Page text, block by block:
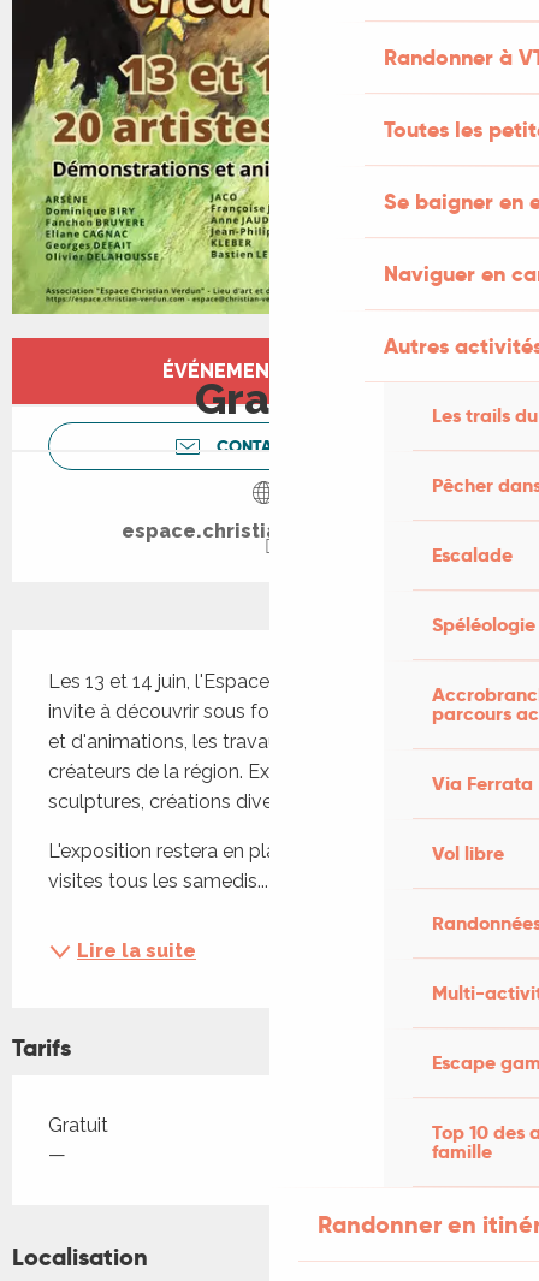
Randonner à
Toutes les
Se baigner en
Naviguer en
Autres
Les trails
Pêcher
Escalade
Spéléologie
parcours
Via Ferrata
Vol libre
Multi-
Escape
Top 10 des
famille
Randonner en
Ouverture et coordonnées
ÉVÉNEMENT TERMINÉ
Gratuit
CONTACTEZ-NOUS
espace.christian-verdun.com
Les 13 et 14 juin, l'Espace Christian Verdun vous
invite à découvrir sous forme de démonstrations
et d'animations, les travaux de 20 artistes et
créateurs de la région. Exposition, peintures,
sculptures, créations diverses.
L'exposition restera en place jusqu'au 04 juillet,
visites tous les samedis...
Lire la suite
Tarifs
Tarifs 2026
Gratuit
—
Localisation